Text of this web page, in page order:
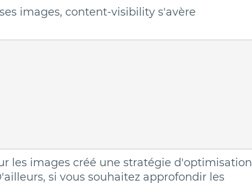
images, content-visibility s'avère
les images créé une stratégie d'optimisation
si vous souhaitez approfondir les